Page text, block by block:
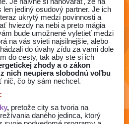
len jediný osudový partner. Je ich
ukrytý medzi povinnosti a
hviezdy na nebi a preto mágia
bude umožnené vyletieť medzi
na vás svieti najsilnejšie, alebo
do úvahy zídu za vami dole
do cesty, tak aby ste si ich
zhody a o zákon
nich neupiera slobodnú voľbu
nič, čo by sám nechcel.
, pretože city sa tvoria na
daného jedinca, ktorý